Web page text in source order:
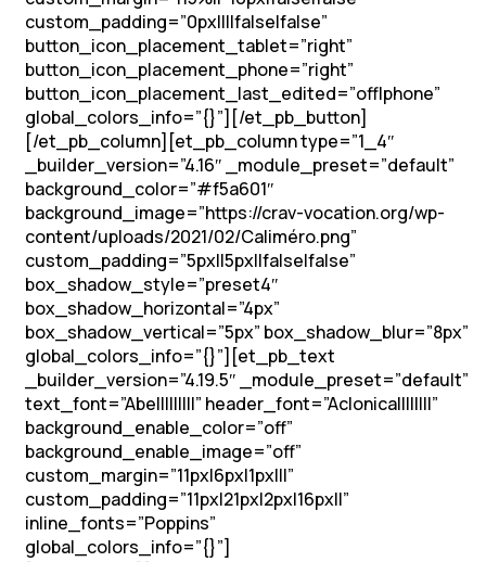
custom_padding=”0px||||false|false”
button_icon_placement_tablet=”right”
button_icon_placement_phone=”right”
button_icon_placement_last_edited=”off|phone”
global_colors_info=”{}”][/et_pb_button]
[/et_pb_column][et_pb_column type=”1_4″
_builder_version=”4.16″ _module_preset=”default”
background_color=”#f5a601″
background_image=”https://crav-vocation.org/wp-
content/uploads/2021/02/Caliméro.png”
custom_padding=”5px||5px||false|false”
box_shadow_style=”preset4″
box_shadow_horizontal=”4px”
box_shadow_vertical=”5px” box_shadow_blur=”8px”
global_colors_info=”{}”][et_pb_text
_builder_version=”4.19.5″ _module_preset=”default”
text_font=”Abel||||||||” header_font=”Aclonica||||||||”
background_enable_color=”off”
background_enable_image=”off”
custom_margin=”11px|6px|1px|||”
custom_padding=”11px|21px|2px|16px||”
inline_fonts=”Poppins”
global_colors_info=”{}”]